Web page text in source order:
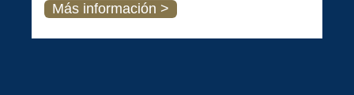
Más información >